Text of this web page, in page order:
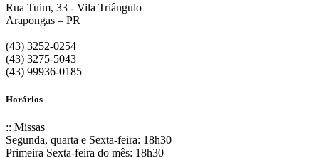
Rua Tuim, 33 - Vila Triângulo
Arapongas – PR
(43) 3252-0254
(43) 3275-5043
(43) 99936-0185
Horários
:: Missas
Segunda, quarta e Sexta-feira: 18h30
Primeira Sexta-feira do mês: 18h30